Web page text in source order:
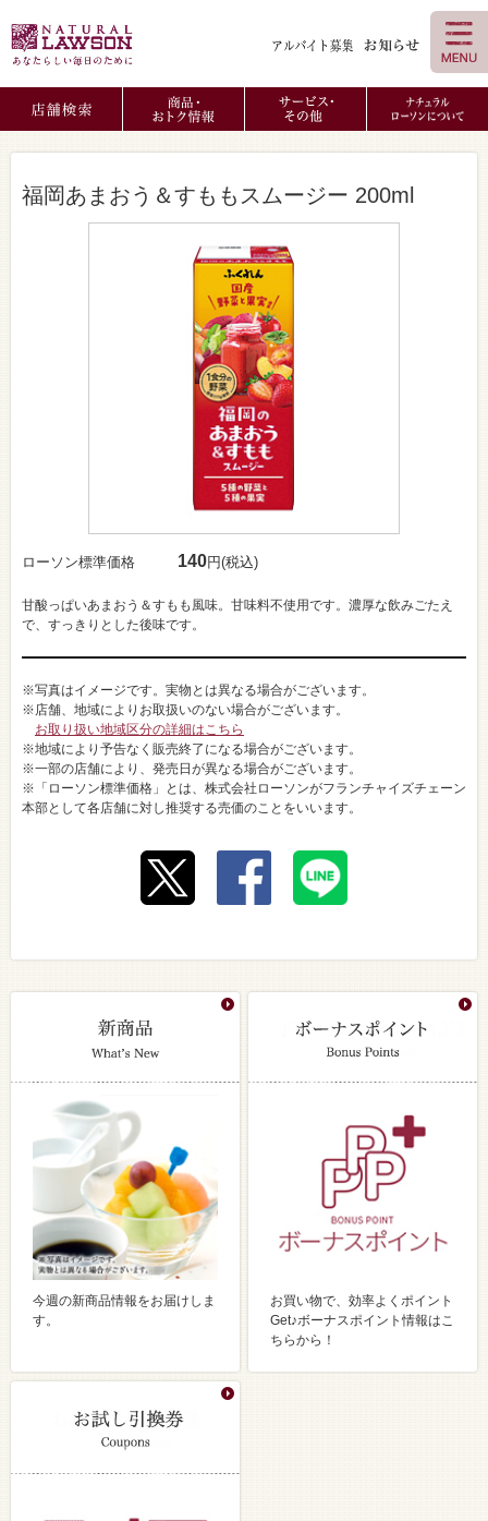
福岡あまおう＆すももスムージー 200ml
ローソン標準価格 140円(税込)
甘酸っぱいあまおう＆すもも風味。甘味料不使用です。濃厚な飲みごたえ
で、すっきりとした後味です。
※写真はイメージです。実物とは異なる場合がございます。
※店舗、地域によりお取扱いのない場合がございます。
お取り扱い地域区分の詳細はこちら
※地域により予告なく販売終了になる場合がございます。
※一部の店舗により、発売日が異なる場合がございます。
※「ローソン標準価格」とは、株式会社ローソンがフランチャイズチェーン
本部として各店舗に対し推奨する売価のことをいいます。
今週の新商品情報をお届けしま
す。
お買い物で、効率よくポイント
Get♪ボーナスポイント情報はこ
ちらから！